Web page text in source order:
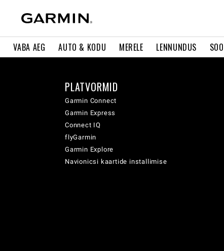
VABA AEG AUTO & KODU MERELE LENNUNDUS
PLATVORMID
Garmin Connect
Garmin Express
Connect IQ
flyGarmin
Garmin Explore
Navionicsi kaartide installimise